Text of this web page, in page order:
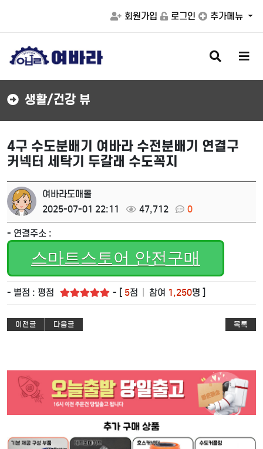
회원가입 로그인 추가메뉴
검
색
버
메
버
생활/건강 뷰
4구 수도분배기 여바라 수전분배기 연결구
커넥터 세탁기 두갈래 수도꼭지
여바라도매몰
2025-07-01 22:11
47,712 0
- 연결주소 :
스마트스토어 안전구매
- 별점 : 평점 - [ 5점 참여 1,250명 ]
이전글 다음글 목록